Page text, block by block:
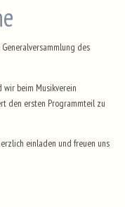
des
beim Musikverein
den ersten Programmteil zu
einladen und freuen uns